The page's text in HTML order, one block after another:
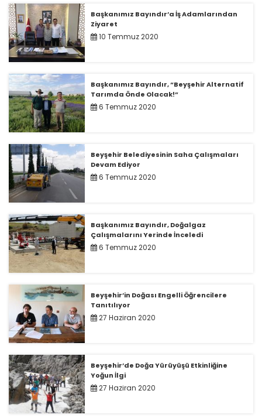
Başkanımız Bayındır’a İş Adamlarından
Ziyaret
10 Temmuz 2020
Başkanımız Bayındır, “Beyşehir Alternatif
Tarımda Önde Olacak!”
6 Temmuz 2020
Beyşehir Belediyesinin Saha Çalışmaları
Devam Ediyor
6 Temmuz 2020
Başkanımız Bayındır, Doğalgaz
Çalışmalarını Yerinde İnceledi
6 Temmuz 2020
Beyşehir’in Doğası Engelli Öğrencilere
Tanıtılıyor
27 Haziran 2020
Beyşehir’de Doğa Yürüyüşü Etkinliğine
Yoğun İlgi
27 Haziran 2020